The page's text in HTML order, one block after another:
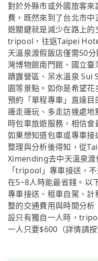
對於外縣市或外國旅客
費，既然來到了台北市
遊關鍵就是減少在路上
tripool，往返Taipei
天溫泉渡假飯店僅需50
灣博物館南門館、國立
蹟露營區、呆水溫泉
園等景點。如你是希望花
預約「單程專車」直達
邊走邊玩、多走訪幾處
時包車旅遊服務，相信會
如果想知道包車或專車
整理與分析後得知，從
Ximending去中天溫泉
「tripool」專車接送，
在5~8人時能最省錢。以
專車接送、租車自駕、
整的交通費用與時間分
設只有獨自一人時，
一人只要$600（詳情請